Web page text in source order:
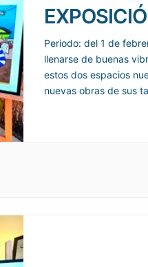
Periodo: del 1 de
llenarse de buenas
estos dos espacios
nuevas obras de sus